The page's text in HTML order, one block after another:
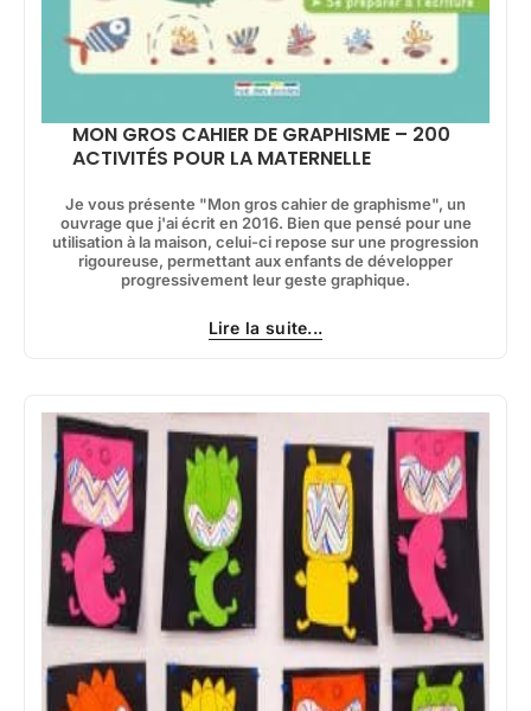
MON GROS CAHIER DE GRAPHISME – 200
ACTIVITÉS POUR LA MATERNELLE
Je vous présente "Mon gros cahier de graphisme", un
ouvrage que j'ai écrit en 2016. Bien que pensé pour une
utilisation à la maison, celui-ci repose sur une progression
rigoureuse, permettant aux enfants de développer
progressivement leur geste graphique.
Lire la suite...